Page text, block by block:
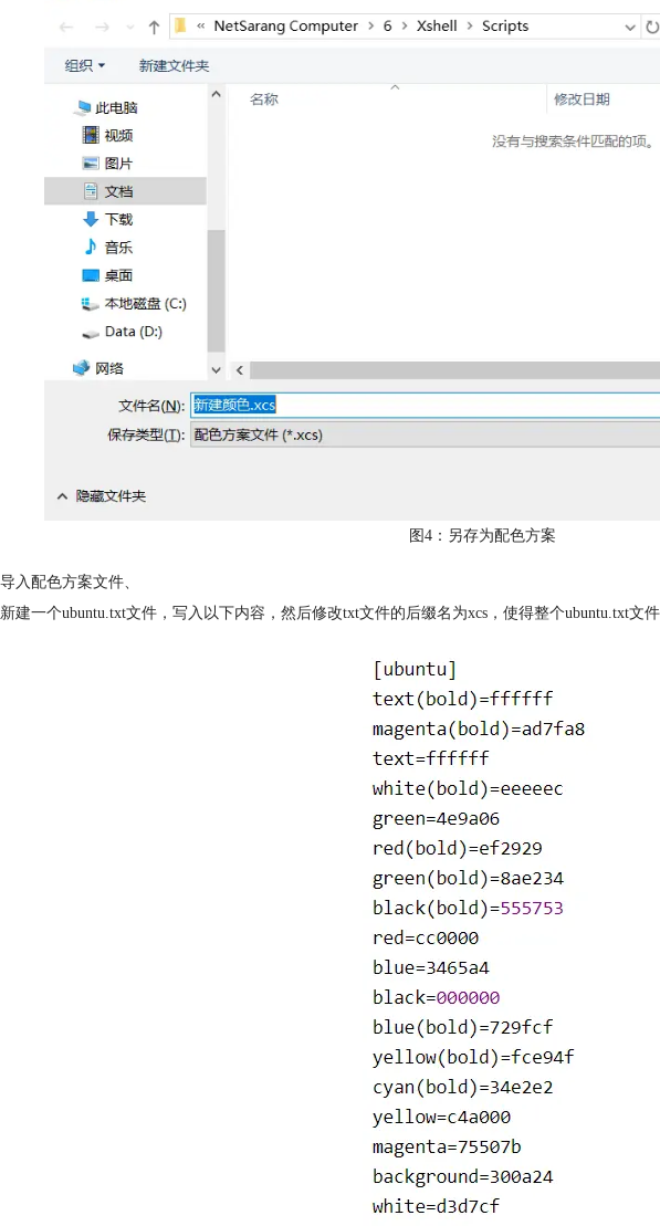
图4：另存为配色方案
导入配色方案文件、
新建一个ubuntu.txt文件，写入以下内容，然后修改txt文件的后缀名为xcs，使得整个ubuntu.txt文